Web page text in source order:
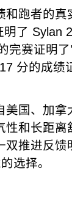
跑者的
了 Sylan
完赛证明
分的成绩
国、加
性和长距
推进反
选择。